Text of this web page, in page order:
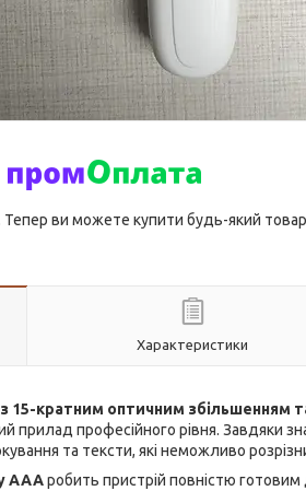
Тепер ви можете купити будь-який
Характеристики
15-кратним оптичним збільшенням
професійного рівня. Завдяки
та тексти, які неможливо
АААробить пристрій повністю